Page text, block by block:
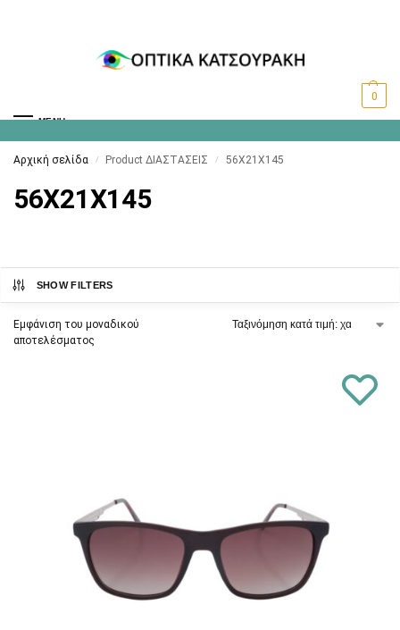
MENU
0
Αρχική σελίδα / Product ΔΙΑΣΤΑΣΕΙΣ / 56X21X145
56X21X145
SHOW FILTERS
Εμφάνιση του μοναδικού
αποτελέσματος